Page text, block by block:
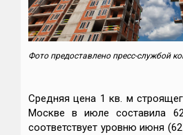
Фото предоставлено пресс-службой
Средняя цена 1 кв. м
Москве в июле составила
соответствует уровню июня